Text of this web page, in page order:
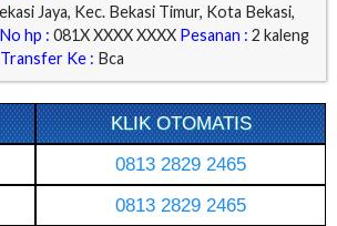
Jaya, Kec. Bekasi Timur, Kota Bekasi,
No hp : 081X XXXX XXXX Pesanan : 2 kaleng
Ke : Bca
KLIK OTOMATIS
0813 2829 2465
0813 2829 2465